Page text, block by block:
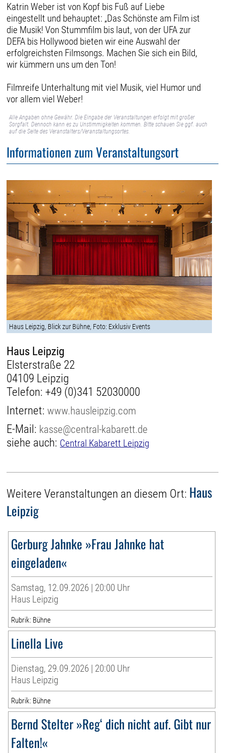
Katrin Weber ist von Kopf bis Fuß auf Liebe
eingestellt und behauptet: „Das Schönste am Film ist
die Musik! Von Stummfilm bis laut, von der UFA zur
DEFA bis Hollywood bieten wir eine Auswahl der
erfolgreichsten Filmsongs. Machen Sie sich ein Bild,
wir kümmern uns um den Ton!
Filmreife Unterhaltung mit viel Musik, viel Humor und
vor allem viel Weber!
Alle Angaben ohne Gewähr. Die Eingabe der Veranstaltungen erfolgt mit großer
Sorgfalt. Dennoch kann es zu Unstimmigkeiten kommen. Bitte schauen Sie ggf. auch
auf die Seite des Veranstalters/Veranstaltungsortes.
Informationen zum Veranstaltungsort
Haus Leipzig, Blick zur Bühne, Foto: Exklusiv Events
Haus Leipzig
Elsterstraße 22
04109 Leipzig
Telefon: +49 (0)341 52030000
Internet:www.hausleipzig.com
E-Mail: kasse@central-kabarett.de
siehe auch: Central Kabarett Leipzig
Weitere Veranstaltungen an diesem Ort: Haus
Leipzig
Gerburg Jahnke »Frau Jahnke hat
eingeladen«
Samstag, 12.09.2026 | 20:00 Uhr
Haus Leipzig
Rubrik: Bühne
Linella Live
Dienstag, 29.09.2026 | 20:00 Uhr
Haus Leipzig
Rubrik: Bühne
Bernd Stelter »Reg‘ dich nicht auf. Gibt nur
Falten!«